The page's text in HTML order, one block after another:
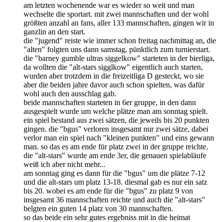
am letzten wochenende war es wieder so weit und man
wechselte die sportart. mit zwei mannschaften und der wohl
größten anzahl an fans, aller 133 mannschaften, gingen wir in
ganzlin an den start.
die "jugend" reiste wie immer schon freitag nachmittag an, die
"alten" folgten uns dann samstag, pünktlich zum turnierstart.
die "barney gumble ultras siggelkow" starteten in der bierliga,
da wollten die "alt-stars sigglkow" eigentlich auch starten,
wurden aber trotzdem in die freizeitliga D gesteckt, wo sie
aber die beiden jahre davor auch schon spielten, was dafür
wohl auch den ausschlag gab.
beide mannschaften starteten in 6er gruppe, in den dann
ausgespielt wurde um welche plätze man am sonntag spielt.
ein spiel bestand aus zwei sätzen, die jeweils bis 20 punkten
gingen. die "bgus" verloren insgesamt nur zwei sätze, dabei
verlor man ein spiel nach "kleinen punkten" und eins gewann
man. so das es am ende für platz zwei in der gruppe reichte.
die "alt-stars" wurde am ende 3er, die genauen spielabläufe
weiß ich aber nicht mehr...
am sonntag ging es dann für die "bgus" um die plätze 7-12
und die alt-stars um platz 13-18. diesmal gab es nur ein satz
bis 20. wobei es am ende für die "bgus" zu platz 9 von
insgesamt 36 mannschaften reichte und auch die "alt-stars"
belgten ein guten 14 platz von 30 mannschaften.
so das beide ein sehr gutes ergebniss mit in die heimat